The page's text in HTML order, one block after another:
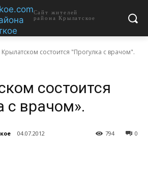
Сайт жителей
района Крылатское
Крылатском состоится "Прогулка с врачом".
состоится
с врачом».
04.07.2012 0
794